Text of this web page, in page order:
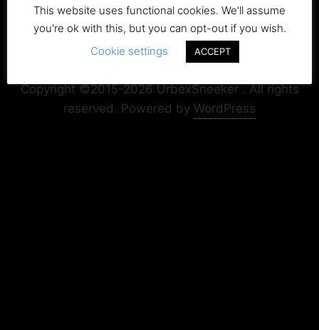
Copyright+Impressum Privacy & Cookie Policy
Copyright ©2015-2026 UrbexSneeker . All rights
reserved. Powered by WordPress
This website uses functional cookies. We'll assume
you're ok with this, but you can opt-out if you wish.
Cookie settings
ACCEPT